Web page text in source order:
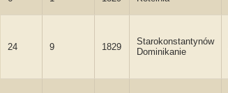
24 9 1829
Starokonstantynów
Dominikanie